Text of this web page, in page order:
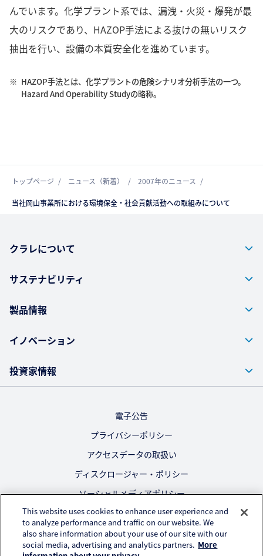
んでいます。化学プラント系では、漏洩・火災・爆発が最
大のリスクであり、HAZOP手法による抜けの無いリスク
抽出を行い、設備の本質安全化を進めています。
※ HAZOP手法とは、化学プラントの危険シナリオ分析手法の一つ。
Hazard And Operability Studyの略称。
トップページ ニュース（新着） 2007年のニュース
当社岡山事業所における環境保全・社会貢献活動への取組みについて
クラレについて
サステナビリティ
製品情報
イノベーション
投資家情報
電子公告
プライバシーポリシー
アクセスデータの取扱い
ディスクロージャー・ポリシー
ソーシャルメディアポリシー
ご利用にあたって
公式SNS
This website uses cookies to enhance user experience and
to analyze performance and traffic on our website. We
also share information about your use of our site with our
social media, advertising and analytics partners. More